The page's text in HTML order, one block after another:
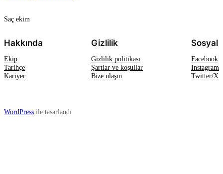
Saç ekim
Hakkında
Ekip
Tarihçe
Kariyer
Gizlilik
Gizlilik politikası
Şartlar ve koşullar
Bize ulaşın
Sosyal
Facebook
Instagram
Twitter/X
WordPress ile tasarlandı